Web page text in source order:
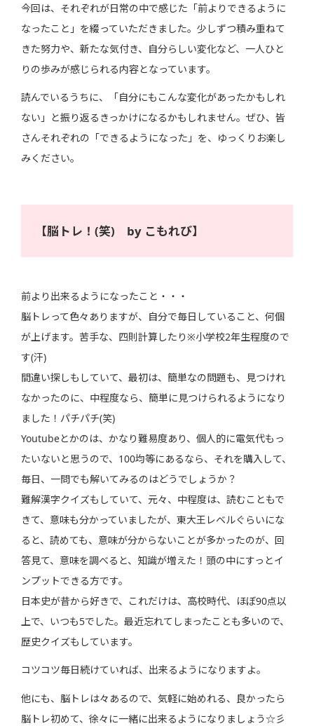
今回は、それぞれが日常の中で感じた「前よりできるように
なったこと」を綴っていただきました。少しずつ積み重ねて
きた努力や、新たな気付き、自分らしい変化など、一人ひと
りの歩みが感じられる内容となっています。
読んでいるうちに、「自分にもこんな変化があったかもしれ
ない」と振り返るきっかけになるかもしれません。ぜひ、皆
さんそれぞれの「できるようになった」を、ゆっくりお楽し
みください。
【脳トレ！(笑) by こもれび】
前より出来るようになったこと・・・
脳トレって色々ありますが、自分で毎日していること、何個
が上げます。苦手な、四則計算したり※小学校2年生程度ので
す(汗)
間違い探しもしていて、最初は、簡単なの問題も、見つけれ
なかったのに、中程度なら、簡単に見つけられるようになり
ました！パチパチ(笑)
Youtubeとかのは、かなり難易度あり、個人的に電気代もっ
たいないと思うので、100均等にあるなら、それを購入して、
毎日、一問でも解いてみるのはどうでしょうか？
難解漢字クイズもしていて、元々、中程度は、読むこともで
きて、意味も分かっていましたが、東大王レベルぐらいにな
ると、読めても、意味が分からないことが多かったのが、回
答見て、意味を調べると、知識が増えた！頭の中にすっとイ
ンプットできる方です。
日本史が昔から好きで、これだけは、高校時代、ほぼ90点以
上で、いつも5でした。最近忘れてしまったことも多いので、
歴史クイズもしています。
コツコツ毎日続けていれば、出来るようになりますよ。
他にも、脳トレは々あるので、気軽に始めれる、良かったら
脳トレ初めて、徐々に一緒に出来るようになりましょう☆彡